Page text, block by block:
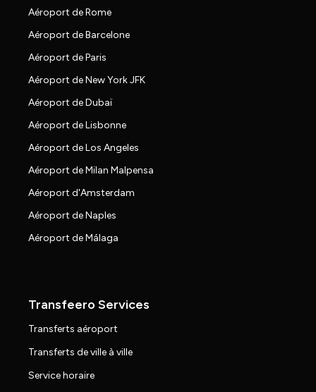
Aéroport de Rome
Aéroport de Barcelone
Aéroport de Paris
Aéroport de New York JFK
Aéroport de Dubaï
Aéroport de Lisbonne
Aéroport de Los Angeles
Aéroport de Milan Malpensa
Aéroport d'Amsterdam
Aéroport de Naples
Aéroport de Málaga
Transfeero Services
Transferts aéroport
Transferts de ville à ville
Service horaire